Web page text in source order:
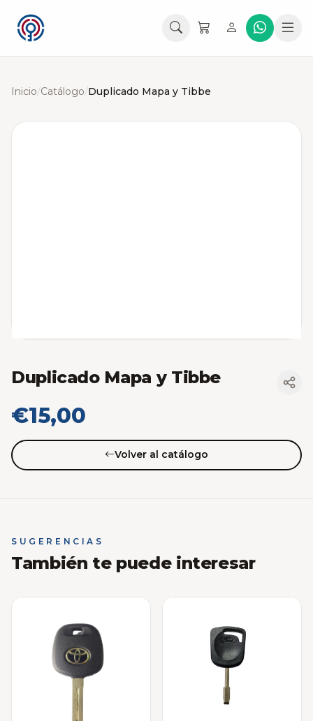
Inicio/Catálogo/Duplicado Mapa y Tibbe
Duplicado Mapa y Tibbe
€15,00
Volver al catálogo
SUGERENCIAS
También te puede interesar